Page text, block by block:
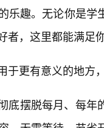
乐趣。无论你是
者，这里都能满足
于更有意义的地方
底摆脱每月、每